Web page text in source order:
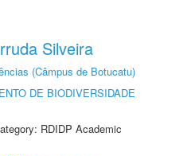
Silveira
(Câmpus de Botucatu)
DE BIODIVERSIDADE
RDIDP Academic